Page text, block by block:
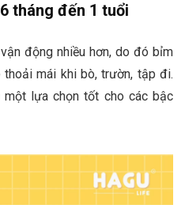
tháng đến 1 tuổi
động nhiều hơn, do đó bỉm
mái khi bò, trườn, tập đi.
lựa chọn tốt cho các bậc